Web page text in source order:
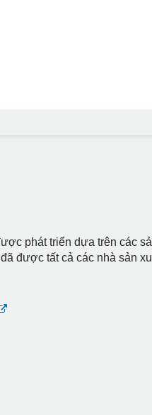
phát triển dựa trên các
được tất cả các nhà sản